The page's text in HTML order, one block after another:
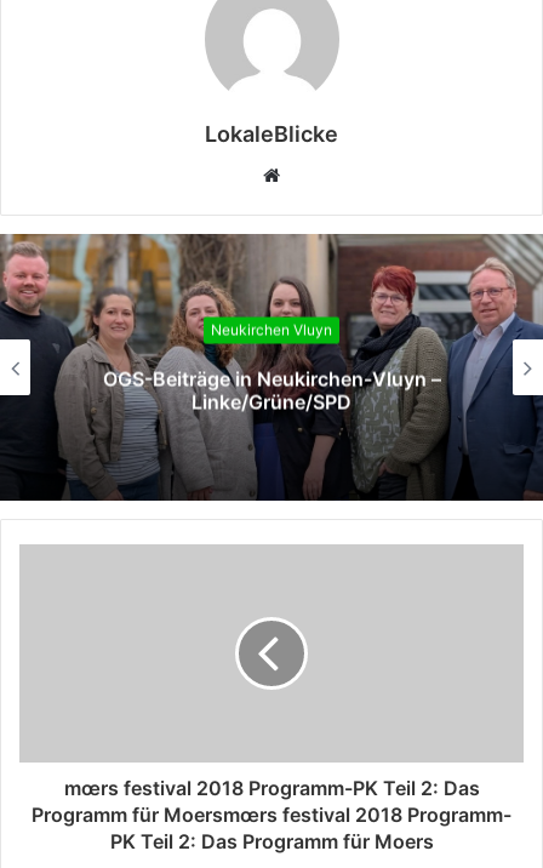
LokaleBlicke
Webseite
Neukirchen Vluyn
OGS-Beiträge in Neukirchen-Vluyn –
Linke/Grüne/SPD
mœrs festival 2018 Programm-PK Teil 2: Das
Programm für Moersmœrs festival 2018 Programm-
PK Teil 2: Das Programm für Moers